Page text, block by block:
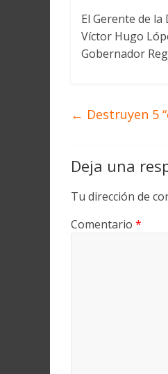
El Gerente de
Víctor Hugo
Gobernador
← Destruyen 5
Deja una
Tu dirección de
Comentario *